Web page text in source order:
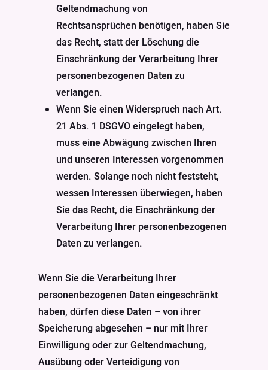
Geltendmachung von
Rechtsansprüchen benötigen, haben Sie
das Recht, statt der Löschung die
Einschränkung der Verarbeitung Ihrer
personenbezogenen Daten zu
verlangen.
Wenn Sie einen Widerspruch nach Art.
21 Abs. 1 DSGVO eingelegt haben,
muss eine Abwägung zwischen Ihren
und unseren Interessen vorgenommen
werden. Solange noch nicht feststeht,
wessen Interessen überwiegen, haben
Sie das Recht, die Einschränkung der
Verarbeitung Ihrer personenbezogenen
Daten zu verlangen.
Wenn Sie die Verarbeitung Ihrer
personenbezogenen Daten eingeschränkt
haben, dürfen diese Daten – von ihrer
Speicherung abgesehen – nur mit Ihrer
Einwilligung oder zur Geltendmachung,
Ausübung oder Verteidigung von